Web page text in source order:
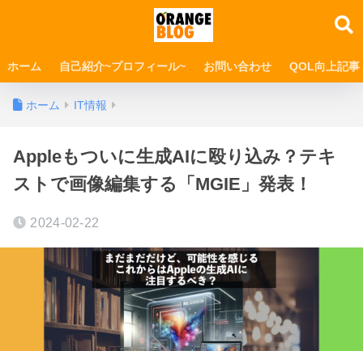
ホーム 自己紹介~プロフィール~ お問い合わせ QOL向上記事
ホーム IT情報
Appleもついに生成AIに殴り込み？テキ
ストで画像編集する「MGIE」発表！
2024-02-22